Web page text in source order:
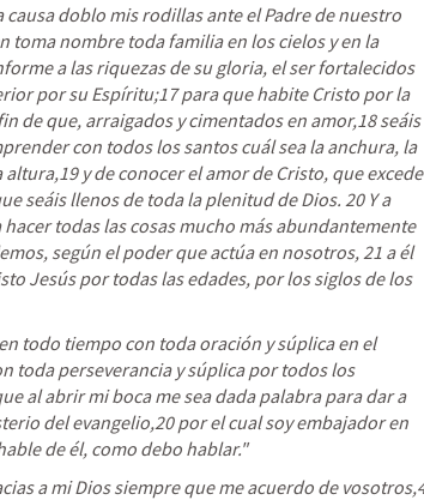
causa doblo mis rodillas ante el Padre de nuestro
toma nombre toda familia en los cielos y en la
a las riquezas de su gloria, el ser fortalecidos
por su Espíritu;17 para que habite Cristo por la
de que, arraigados y cimentados en amor,18 seáis
con todos los santos cuál sea la anchura, la
y de conocer el amor de Cristo, que excede
seáis llenos de toda la plenitud de Dios. 20 Y a
todas las cosas mucho más abundantemente
según el poder que actúa en nosotros, 21 a él
Jesús por todas las edades, por los siglos de los
todo tiempo con toda oración y súplica en el
toda perseverancia y súplica por todos los
al abrir mi boca me sea dada palabra para dar a
del evangelio,20 por el cual soy embajador en
de él, como debo hablar."
a mi Dios